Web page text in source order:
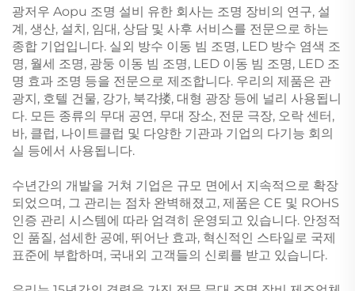
광저우 Aopu 조명 설비 유한 회사는 조명 장비의 연구, 설
계, 생산, 설치, 임대, 상담 및 사후 서비스를 전문으로 하는
종합 기업입니다. 실외 방수 이동 빔 조명, LED 방수 염색 조
명, 월세 조명, 광둥 이동 빔 조명, LED 이동 빔 조명, LED 조
명 효과 조명 등을 전문으로 제조합니다. 우리의 제품은 관
광지, 호텔 건물, 강가, 북각搂, 대형 광장 등에 널리 사용됩니
다. 모든 종류의 무대 공연, 무대 장소, 전문 극장, 오락 센터,
바, 클럽, 나이트클럽 및 다양한 기관과 기업의 다기능 회의
실 등에서 사용됩니다.
수년간의 개발을 거쳐 기업은 규모 면에서 지속적으로 확장
되었으며, 그 관리는 점차 완벽해졌고, 제품은 CE 및 ROHS
인증 관리 시스템에 따라 엄격히 운영되고 있습니다. 안정적
인 품질, 섬세한 공예, 뛰어난 효과, 혁신적인 스타일로 국제
표준에 부합하며, 국내외 고객들의 신뢰를 받고 있습니다.